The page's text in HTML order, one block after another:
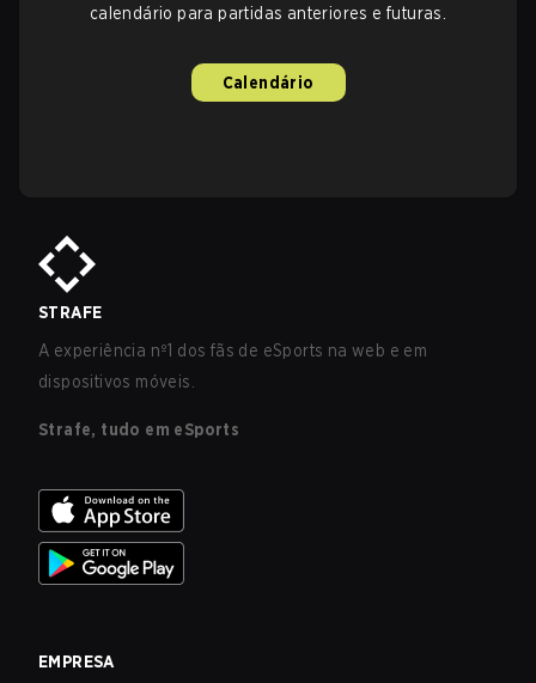
calendário para partidas anteriores e futuras.
Calendário
STRAFE
A experiência nº1 dos fãs de eSports na web e em
dispositivos móveis.
Strafe, tudo em eSports
EMPRESA